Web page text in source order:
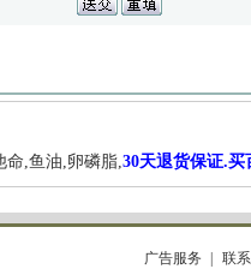
命,鱼油,卵磷脂,30天退货保证.买
广告服务 联